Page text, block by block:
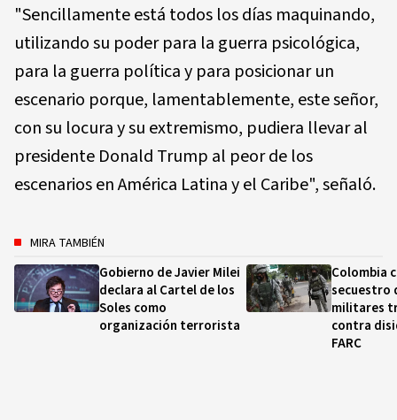
"Sencillamente está todos los días maquinando,
utilizando su poder para la guerra psicológica,
para la guerra política y para posicionar un
escenario porque, lamentablemente, este señor,
con su locura y su extremismo, pudiera llevar al
presidente Donald Trump al peor de los
escenarios en América Latina y el Caribe", señaló.
MIRA TAMBIÉN
Gobierno de Javier Milei
declara al Cartel de los
Soles como
organización terrorista
Colombia
secuestro
militares
contra
FARC